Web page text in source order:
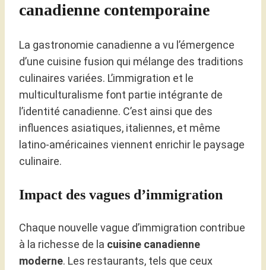
canadienne contemporaine
La gastronomie canadienne a vu l’émergence
d’une cuisine fusion qui mélange des traditions
culinaires variées. L’immigration et le
multiculturalisme font partie intégrante de
l’identité canadienne. C’est ainsi que des
influences asiatiques, italiennes, et même
latino-américaines viennent enrichir le paysage
culinaire.
Impact des vagues d’immigration
Chaque nouvelle vague d’immigration contribue
à la richesse de la cuisine canadienne
moderne. Les restaurants, tels que ceux